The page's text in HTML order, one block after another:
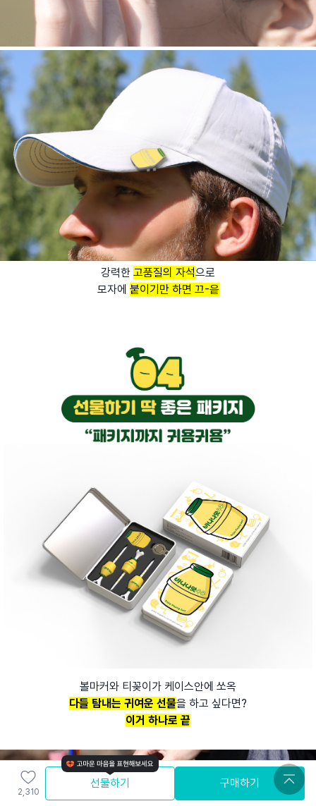
강력한 고품질의 자석으로
모자에 붙이기만 하면 끄-읕
볼마커와 티꽂이가 케이스안에 쏘옥
다들 탐내는 귀여운 선물을 하고 싶다면?
이거 하나로 끝
2,310
선물하기 구매하기